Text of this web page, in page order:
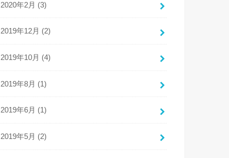
2020年2月 (3)
2019年12月 (2)
2019年10月 (4)
2019年8月 (1)
2019年6月 (1)
2019年5月 (2)